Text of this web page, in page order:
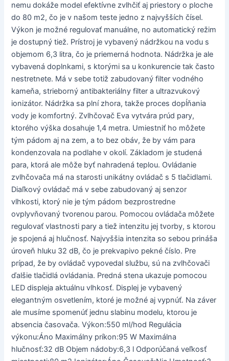
nemu dokáže model efektívne zvlhčiť aj priestory o ploche
do 80 m2, čo je v našom teste jedno z najvyšších čísel.
Výkon je možné regulovať manuálne, no automatický režim
je dostupný tiež. Prístroj je vybavený nádržkou na vodu s
objemom 6,3 litra, čo je priemerná hodnota. Nádržka je ale
vybavená doplnkami, s ktorými sa u konkurencie tak často
nestretnete. Má v sebe totiž zabudovaný filter vodného
kameňa, strieborný antibakteriálny filter a ultrazvukový
ionizátor. Nádržka sa plní zhora, takže proces dopĺňania
vody je komfortný. Zvlhčovač Eva vytvára prúd pary,
ktorého výška dosahuje 1,4 metra. Umiestniť ho môžete
tým pádom aj na zem, a to bez obáv, že by vám para
kondenzovala na podlahe v okolí. Základom je studená
para, ktorá ale môže byť nahradená teplou. Ovládanie
zvlhčovača má na starosti unikátny ovládač s 5 tlačidlami.
Diaľkový ovládač má v sebe zabudovaný aj senzor
vlhkosti, ktorý nie je tým pádom bezprostredne
ovplyvňovaný tvorenou parou. Pomocou ovládača môžete
regulovať vlastnosti pary a tiež intenzitu jej tvorby, s ktorou
je spojená aj hlučnosť. Najvyššia intenzita so sebou prináša
úroveň hluku 32 dB, čo je prekvapivo pekné číslo. Pre
prípad, že by ovládač vypovedal službu, sú na zvlhčovači
ďalšie tlačidlá ovládania. Predná stena ukazuje pomocou
LED displeja aktuálnu vlhkosť. Displej je vybavený
elegantným osvetlením, ktoré je možné aj vypnúť. Na záver
ale musíme spomenúť jednu slabinu modelu, ktorou je
absencia časovača. Výkon:550 ml/hod Regulácia
výkonu:Áno Maximálny príkon:95 W Maximálna
hlučnosť:32 dB Objem nádoby:6,3 l Odporúčaná veľkosť